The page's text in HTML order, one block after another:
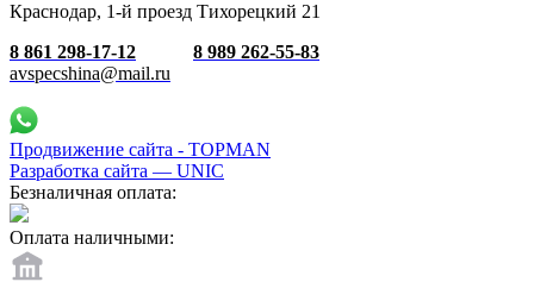
Краснодар, 1-й проезд Тихорецкий 21
8 861 298-17-12
8 989 262-55-83
avspecshina@mail.ru
Продвижение сайта - TOPMAN
Разработка сайта — UNIC
Безналичная оплата:
Оплата наличными: